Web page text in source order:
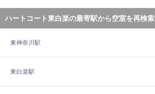
ハートコート東白楽の最寄駅から空室を再検索
東神奈川駅
東白楽駅